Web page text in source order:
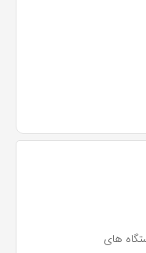
گیری دستگاه های